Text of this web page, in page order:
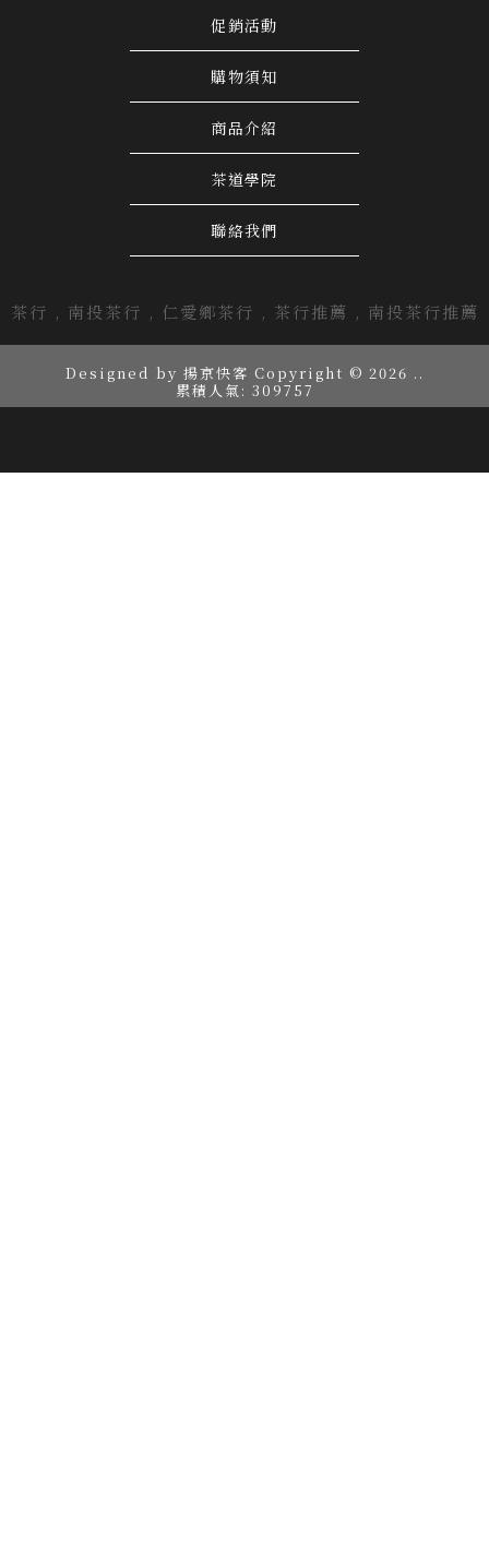
促銷活動
購物須知
商品介紹
茶道學院
聯絡我們
茶行 南投茶行 仁愛鄉茶行 茶行推薦 南投茶行推薦
Designed by 揚京快客 Copyright © 2026 ..
累積人氣: 309757